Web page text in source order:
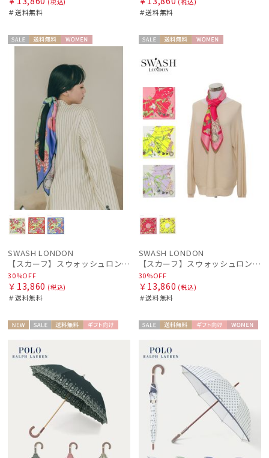
＃送料無料 ＃送料無料
セー 送料無 WOME
N
SWASH LONDON
【スカーフ】スウォッシュロンドン (SWASH LONDON) Cherry Berry 88cm×88cm シルクスカーフ 日本製
30%OFF
￥13,860 (税込)
＃送料無料
ル
料
SWASH LONDON
【スカーフ】スウォッシュロンドン (SWASH LONDON) Flora Hue 88cm×88cm シルクスカーフ 日本製
30%OFF
￥13,860 (税込)
＃送料無料
ル
WOME
N
料